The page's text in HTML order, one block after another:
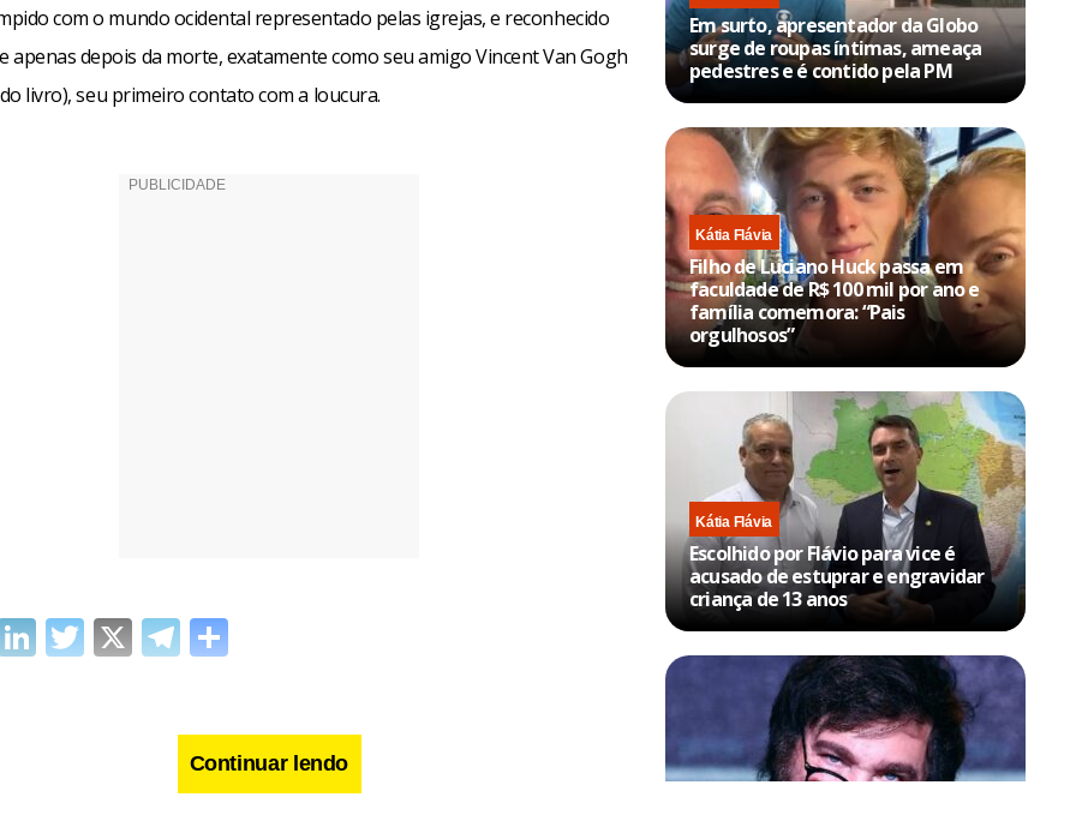
com o mundo ocidental representado pelas igrejas, e reconhecido
apenas depois da morte, exatamente como seu amigo Vincent Van Gogh
livro), seu primeiro contato com a loucura.
LinkedIn
Twitter
X Telegram
Continuar lendo
Em surto, apresentador da Globo
surge de roupas íntimas, ameaça
pedestres e é contido pela PM
Kátia Flávia
Filho de Luciano Huck passa em
faculdade de R$ 100 mil por ano e
família comemora: “Pais
orgulhosos”
Kátia Flávia
Escolhido por Flávio para vice é
acusado de estuprar e engravidar
criança de 13 anos